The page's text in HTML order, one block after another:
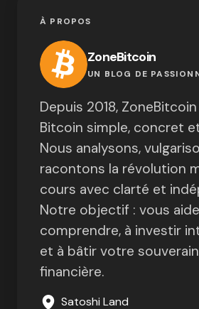
À PROPOS
ZoneBitcoin
UN BLOG DE
Depuis 2018,
Bitcoin simple, concret
Nous analysons,
racontons la révolution
cours avec clarté et
Notre objectif : vous
comprendre, à investir
et à bâtir votre
financière.
Satoshi Land